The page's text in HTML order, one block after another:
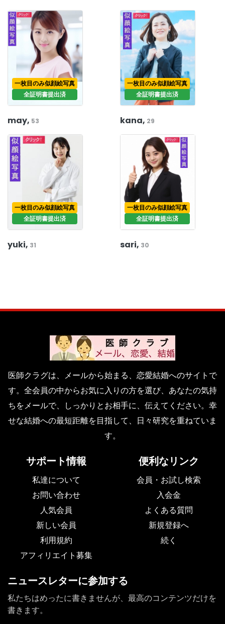
一枚目のみ似顔絵写真
全証明書提出済
may, 53
一枚目のみ似顔絵写真
全証明書提出済
kana, 29
一枚目のみ似顔絵写真
全証明書提出済
yuki, 31
一枚目のみ似顔絵写真
全証明書提出済
sari, 30
医師クラグは、メールから始まる、恋愛結婚へのサイトで
す。全会員の中からお気に入りの方を選び、あなたの気持
ちをメールで、しっかりとお相手に、伝えてください。幸
せな結婚への最短距離を目指して、日々研究を重ねていま
す。
サポート情報
私達について
お問い合わせ
人気会員
新しい会員
利用規約
アフィリエイト募集
便利なリンク
会員・お試し検索
入会金
よくある質問
新規登録へ
続く
ニュースレターに参加する
私たちはめったに書きませんが、最高のコンテンツだけを
書きます。